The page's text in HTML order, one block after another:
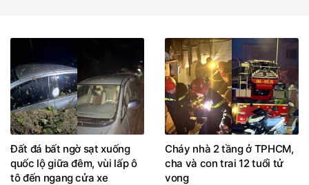
Đất đá bất ngờ sạt xuống
quốc lộ giữa đêm, vùi lấp ô
tô đến ngang cửa xe
Cháy nhà 2 tầng ở TPHCM,
cha và con trai 12 tuổi tử
vong